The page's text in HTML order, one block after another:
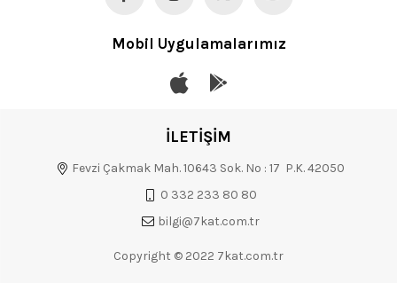
Mobil Uygulamalarımız
İLETİŞİM
Fevzi Çakmak Mah. 10643 Sok. No : 17 P.K. 42050
0 332 233 80 80
bilgi@7kat.com.tr
Copyright © 2022 7kat.com.tr